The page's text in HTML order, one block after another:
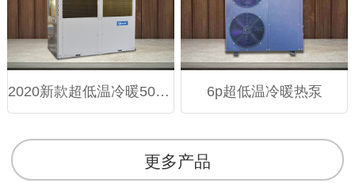
2020新款超低温冷暖50模块机 6p超低温冷暖热泵
更多产品